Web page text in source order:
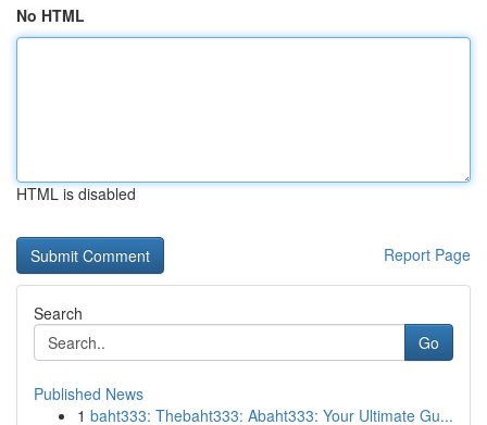
No HTML
HTML is disabled
Report Page
Search
Go
Published News
1 baht333: Thebaht333: Abaht333: Your Ultimate Gu...